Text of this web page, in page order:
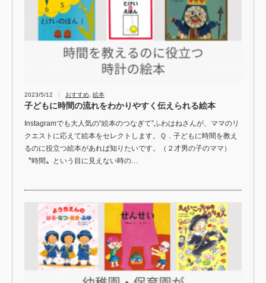
2023/5/12 おすすめ 絵本
子どもに時間の流れをわかりやすく伝えられる絵本
Instagramでも大人気の“絵本のつなぎて”ふわはねさんが、ママのリ
クエストに応えて絵本をセレクトします。Ｑ．子どもに時間を教え
るのに役立つ絵本があれば知りたいです。（２才男の子のママ）
〝時間〟という目に見えない時の…